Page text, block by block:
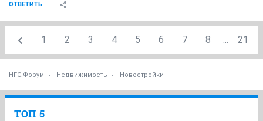
ОТВЕТИТЬ
1 2 3 4 5 6 7 8 ... 21
НГС.Форум Недвижимость Новостройки
ТОП 5